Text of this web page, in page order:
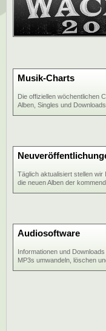
Musik-Charts
Die offiziellen wöchentlichen
Alben, Singles und Downloads.
Täglich aktualisiert stellen wir
die neuen Alben der
Audiosoftware
Informationen und
MP3s umwandeln, löschen